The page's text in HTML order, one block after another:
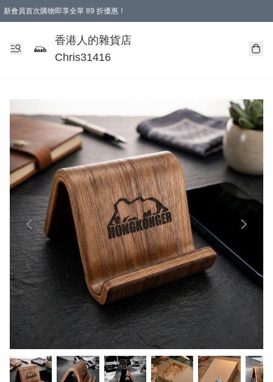
新會員首次購物即享全單 89 折優惠！
購物滿 HKD 499.00即享免運費優惠！（適用於 本地送貨、本地取貨 )
【滿 $300 專屬驚喜：無聲信物（最後一批）】
香港人的雜貨店
Chris31416